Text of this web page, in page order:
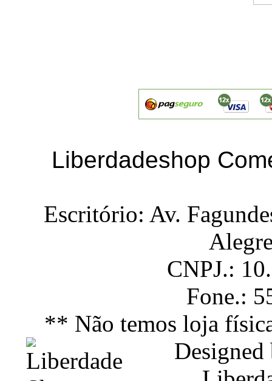
Liberdadeshop
Escritório: Av.
CNPJ.:
Fone.:
** Não temos loja